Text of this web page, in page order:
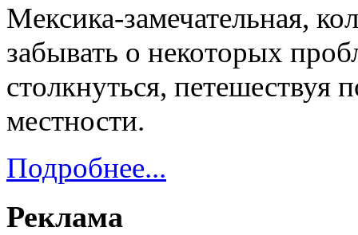
Мексика-замечательная,
забывать о некоторых
столкнуться, петешествуя
местности.
Подробнее...
Реклама